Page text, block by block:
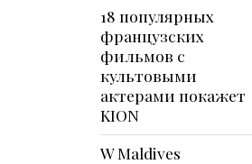
18 популярных
французских
фильмов с
культовыми
актерами покажет
KION
W Maldives